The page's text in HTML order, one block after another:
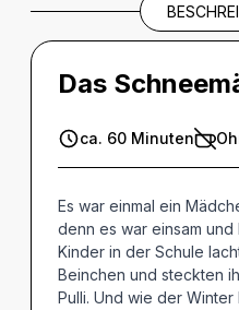
THEMEN UND
Das
ca. 60 Minuten
Es war einmal ein
denn es war einsam
Kinder in der Schule
Beinchen und steckten
Pulli. Und wie der